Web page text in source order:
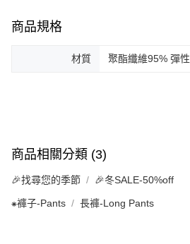
商品規格
材質 聚酯纖維95% 彈
商品相關分類 (3)
🎉找尋您的季節 🎉冬SALE-50%off
⁕褲子-Pants 長褲-Long Pants